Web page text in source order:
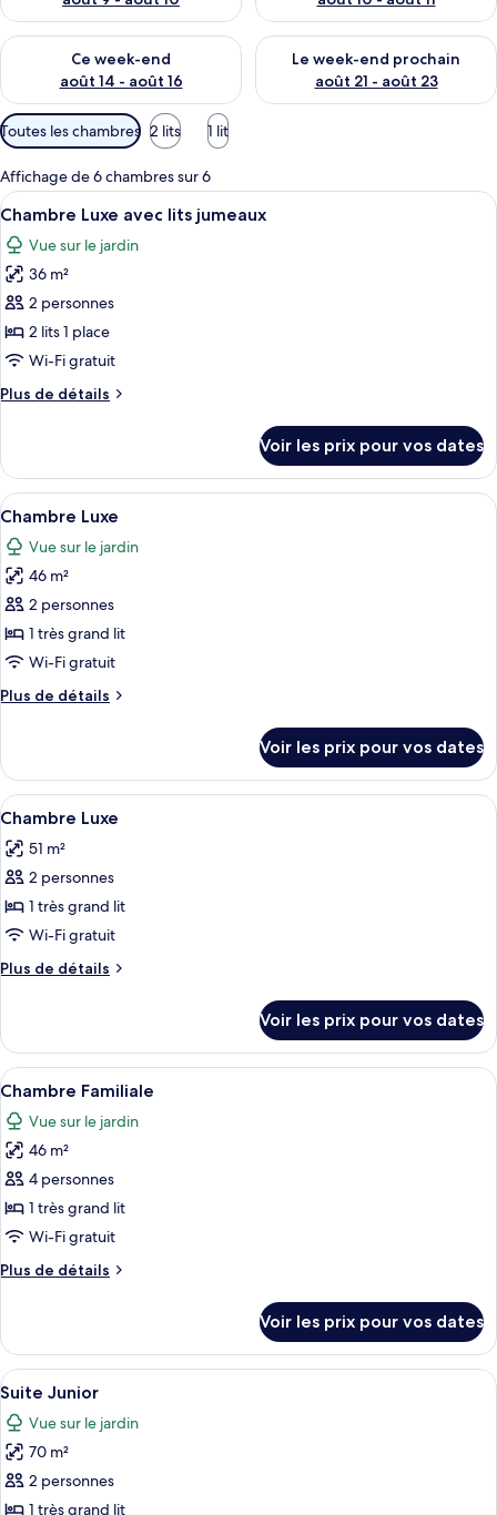
Ce week-end
août 14 - août 16
Vérifier la disponibilité pour ce week-end août 14 - août 16
Le week-end prochain
août 21 - août 23
Vérifier la disponibilité pour
Filtres
disponibles
pour
les
chambres
Toutes les chambres 2 lits 1 lit
Affichage de 6 chambres sur 6
Afficher
toutes
les
photos
pour
ce
type
chambre :
avec
lits
jumeaux
Une chambre d’hôtel avec un grand
3
Chambre Luxe avec lits jumeaux
Vue sur le jardin
36 m²
2 personnes
2 lits 1 place
Wi-Fi gratuit
Plus de détails
Plus
le
type
de
Chambre
Luxe
lits
jumeaux
Voir les prix pour vos dates
Afficher
toutes
les
photos
pour
ce
type
chambre :
Une chambre d’hôtel avec un lit à
4
Chambre Luxe
Vue sur le jardin
46 m²
2 personnes
1 très grand lit
Wi-Fi gratuit
Plus de détails
Plus
le
type
de
Chambre
Luxe
Voir les prix pour vos dates
Afficher
toutes
les
photos
pour
ce
type
de
Chambre
Luxe
Une chambre d’hôtel avec un lit, un
3
Chambre Luxe
51 m²
2 personnes
1 très grand lit
Wi-Fi gratuit
Plus de détails
Plus
le
type
de
Chambre
Luxe
Voir les prix pour vos dates
Afficher
toutes
les
photos
pour
ce
type
chambre :
Une chambre d’hôtel avec un grand
4
Chambre Familiale
Vue sur le jardin
46 m²
4 personnes
1 très grand lit
Wi-Fi gratuit
Plus de détails
Plus
le
type
de
Chambre
Familiale
Voir les prix pour vos dates
Afficher
toutes
les
photos
pour
ce
Une chambre d’hôtel avec un
4
Suite Junior
Vue sur le jardin
70 m²
2 personnes
1 très grand lit